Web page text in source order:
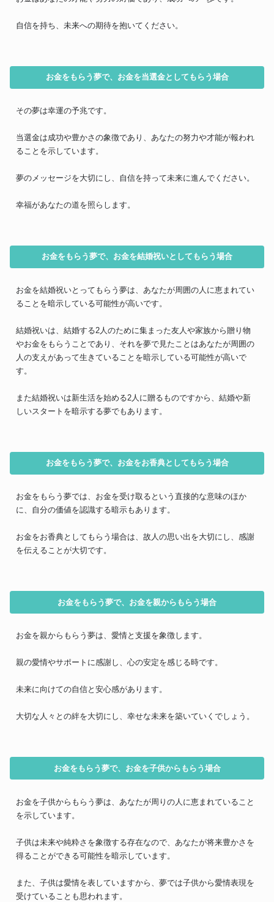
自信を持ち、未来への期待を抱いてください。
お金をもらう夢で、お金を当選金としてもらう場合
その夢は幸運の予兆です。
当選金は成功や豊かさの象徴であり、あなたの努力や才能が報われ
ることを示しています。
夢のメッセージを大切にし、自信を持って未来に進んでください。
幸福があなたの道を照らします。
お金をもらう夢で、お金を結婚祝いとしてもらう場合
お金を結婚祝いとってもらう夢は、あなたが周囲の人に恵まれてい
ることを暗示している可能性が高いです。
結婚祝いは、結婚する2人のために集まった友人や家族から贈り物
やお金をもらうことであり、それを夢で見たことはあなたが周囲の
人の支えがあって生きていることを暗示している可能性が高いで
す。
また結婚祝いは新生活を始める2人に贈るものですから、結婚や新
しいスタートを暗示する夢でもあります。
お金をもらう夢で、お金をお香典としてもらう場合
お金をもらう夢では、お金を受け取るという直接的な意味のほか
に、自分の価値を認識する暗示もあります。
お金をお香典としてもらう場合は、故人の思い出を大切にし、感謝
を伝えることが大切です。
お金をもらう夢で、お金を親からもらう場合
お金を親からもらう夢は、愛情と支援を象徴します。
親の愛情やサポートに感謝し、心の安定を感じる時です。
未来に向けての自信と安心感があります。
大切な人々との絆を大切にし、幸せな未来を築いていくでしょう。
お金をもらう夢で、お金を子供からもらう場合
お金を子供からもらう夢は、あなたが周りの人に恵まれていること
を示しています。
子供は未来や純粋さを象徴する存在なので、あなたが将来豊かさを
得ることができる可能性を暗示しています。
また、子供は愛情を表していますから、夢では子供から愛情表現を
受けていることも思われます。